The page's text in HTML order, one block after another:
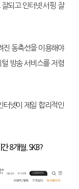
되고 인터넷 서핑 잘
진 동축선을 이용해야
방송 서비스를 저렴
터넷이 제일 합리적인
8개월. SKB?